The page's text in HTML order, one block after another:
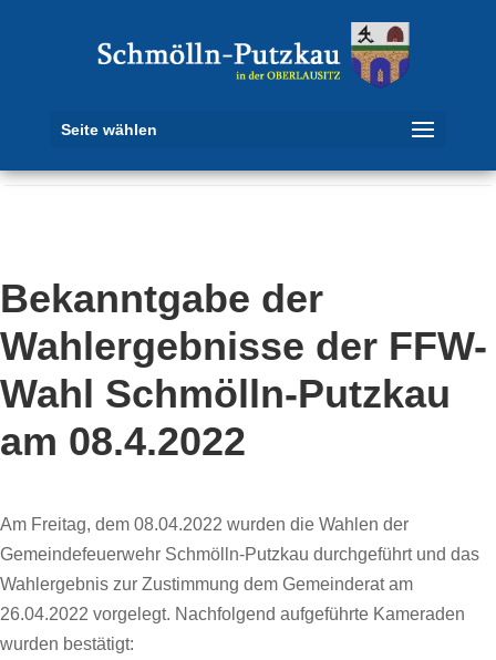
Seite wählen
Bekanntgabe der
Wahlergebnisse der FFW-
Wahl Schmölln-Putzkau
am 08.4.2022
Am Freitag, dem 08.04.2022 wurden die Wahlen der
Gemeindefeuerwehr Schmölln-Putzkau durchgeführt und das
Wahlergebnis zur Zustimmung dem Gemeinderat am
26.04.2022 vorgelegt. Nachfolgend aufgeführte Kameraden
wurden bestätigt: